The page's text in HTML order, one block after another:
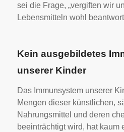
sei die Frage, „vergiften wir
Lebensmitteln wohl
Kein ausgebildetes
unserer Kinder
Das Immunsystem unserer
Mengen dieser künstlichen,
Nahrungsmittel und deren
beeinträchtigt wird, hat kaum